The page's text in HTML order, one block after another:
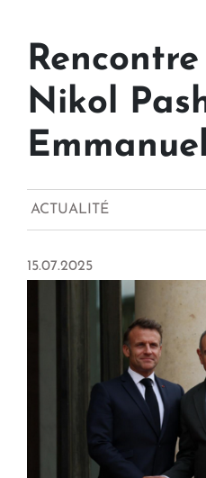
Nikol
ACTUALITÉ
15.07.2025